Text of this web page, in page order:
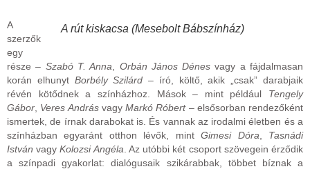
A rút kiskacsa (Mesebolt Bábszínház)
A
szerzők
egy
része – Szabó T. Anna Orbán János Dénes vagy a fájdalmasan
korán elhunyt Borbély Szilárd – író, költő, akik „csak” darabjaik
révén kötődnek a színházhoz. Mások – mint például Tengely
Gábor Veres Andrásvagy Markó Róbert– elsősorban rendezőként
ismertek, de írnak darabokat is. És vannak az irodalmi életben és a
színházban egyaránt otthon lévők, mintGimesi Dóra
Tasnádi
István vagyKolozsi Angéla . Az utóbbi két csoport szövegein érződik
a színpadi gyakorlat: dialógusaik szikárabbak, többet bíznak a